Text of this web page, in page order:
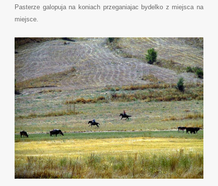
Pasterze galopuja na koniach przeganiajac bydelko z miejsca na
miejsce.